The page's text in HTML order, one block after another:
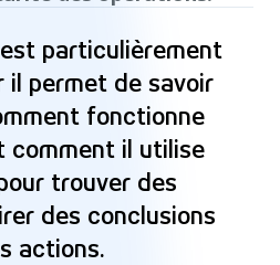
particulièrement
permet de savoir
fonctionne
comment il utilise
trouver des
des conclusions
actions.